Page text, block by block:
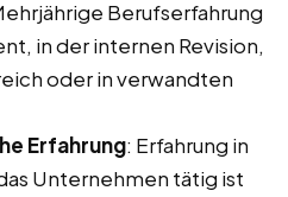
Berufserfahrung
in der internen Revision,
oder in verwandten
Erfahrung: Erfahrung in
Unternehmen tätig ist